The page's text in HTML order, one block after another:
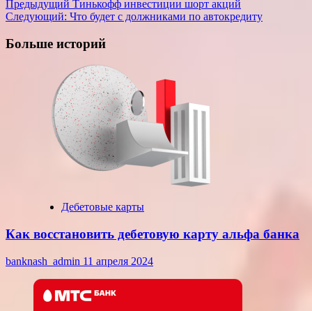
Навигация
записи
Предыдущий Тинькофф инвестиции шорт акций
Следующий: Что будет с должниками по автокредиту
Больше историй
Дебетовые карты
Как восстановить дебетовую карту альфа банка
banknash_admin 11 апреля 2024